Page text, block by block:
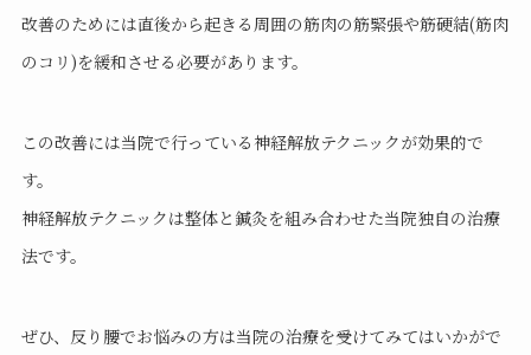
改善のためには直後から起きる周囲の筋肉の筋緊張や筋硬結(筋肉
のコリ)を緩和させる必要があります。
この改善には当院で行っている神経解放テクニックが効果的で
す。
神経解放テクニックは整体と鍼灸を組み合わせた当院独自の治療
法です。
ぜひ、反り腰でお悩みの方は当院の治療を受けてみてはいかがで